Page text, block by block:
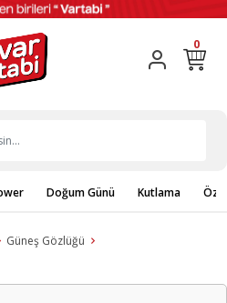
0
Doğum Günü Kutlama
Güneş Gözlüğü